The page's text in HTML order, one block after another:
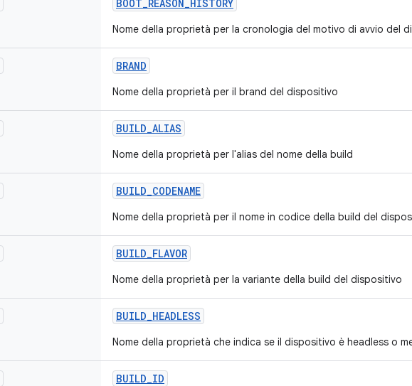
BOOT_REASON_HISTORY
Nome della proprietà per la cronologia del motivo di avvio del
BRAND
Nome della proprietà per il brand del dispositivo
BUILD_ALIAS
Nome della proprietà per l'alias del nome della build
BUILD_CODENAME
Nome della proprietà per il nome in codice della build del
BUILD_FLAVOR
Nome della proprietà per la variante della build del dispositivo
BUILD_HEADLESS
Nome della proprietà che indica se il dispositivo è headless o
BUILD_ID